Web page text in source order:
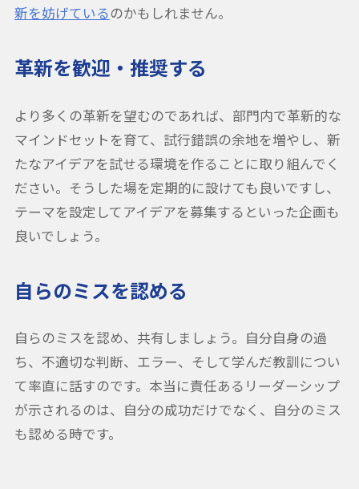
新を妨げているのかもしれません。
革新を歓迎・推奨する
より多くの革新を望むのであれば、部門内で革新的な
マインドセットを育て、試行錯誤の余地を増やし、新
たなアイデアを試せる環境を作ることに取り組んでく
ださい。そうした場を定期的に設けても良いですし、
テーマを設定してアイデアを募集するといった企画も
良いでしょう。
自らのミスを認める
自らのミスを認め、共有しましょう。自分自身の過
ち、不適切な判断、エラー、そして学んだ教訓につい
て率直に話すのです。本当に責任あるリーダーシップ
が示されるのは、自分の成功だけでなく、自分のミス
も認める時です。